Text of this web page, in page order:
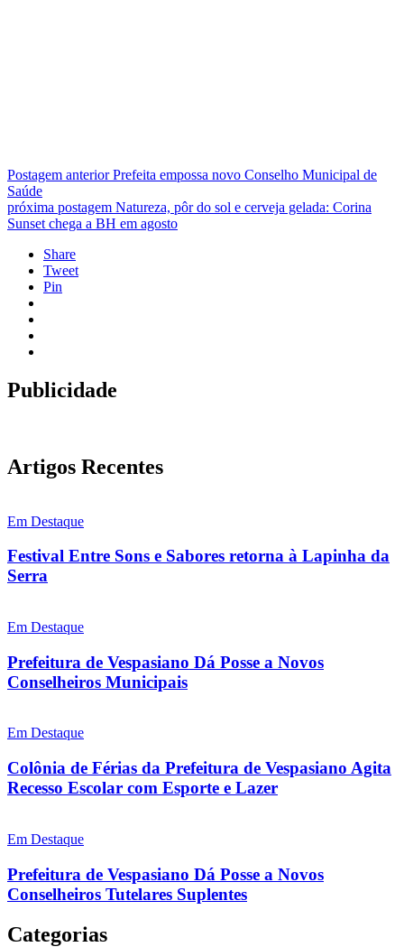
Postagem anterior Prefeita empossa novo Conselho Municipal de
Saúde
próxima postagem Natureza, pôr do sol e cerveja gelada: Corina
Sunset chega a BH em agosto
Share
Tweet
Pin
Publicidade
Artigos Recentes
Em Destaque
Festival Entre Sons e Sabores retorna à Lapinha da
Serra
Em Destaque
Prefeitura de Vespasiano Dá Posse a Novos
Conselheiros Municipais
Em Destaque
Colônia de Férias da Prefeitura de Vespasiano Agita
Recesso Escolar com Esporte e Lazer
Em Destaque
Prefeitura de Vespasiano Dá Posse a Novos
Conselheiros Tutelares Suplentes
Categorias